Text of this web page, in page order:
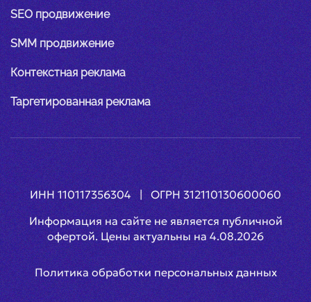
SEO продвижение
SMM продвижение
Контекстная реклама
Таргетированная реклама
ИНН 110117356304 | ОГРН 312110130600060
Информация на сайте не является публичной
офертой. Цены актуальны на 4.08.2026
Политика обработки персональных данных